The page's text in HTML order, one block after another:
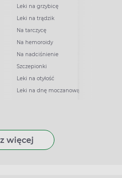
Leki na grzybicę
Leki na trądzik
Na tarczycę
Na hemoroidy
Na nadciśnienie
Szczepionki
Leki na otyłość
Leki na dnę moczanową
więcej